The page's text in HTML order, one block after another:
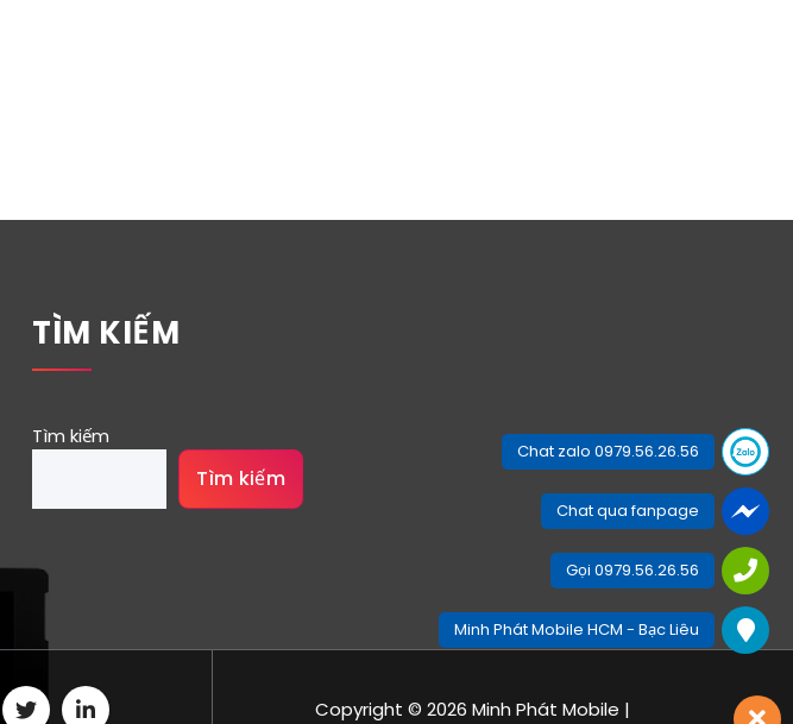
TÌM KIẾM
Tìm kiếm
Tìm kiếm
Copyright © 2026 Minh Phát Mobile |
Chat zalo 0979.56.26.56
Chat qua fanpage
Gọi 0979.56.26.56
Minh Phát Mobile HCM - Bạc Liêu